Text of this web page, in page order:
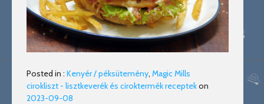
Posted in : Kenyér / péksütemény, Magic Mills
cirokliszt - lisztkeverék és ciroktermék receptekon
2023-09-08